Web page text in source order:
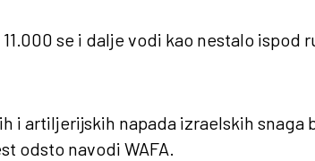
se i dalje vodi kao nestalo ispod
i artiljerijskih napada izraelskih snaga
odsto navodi WAFA.